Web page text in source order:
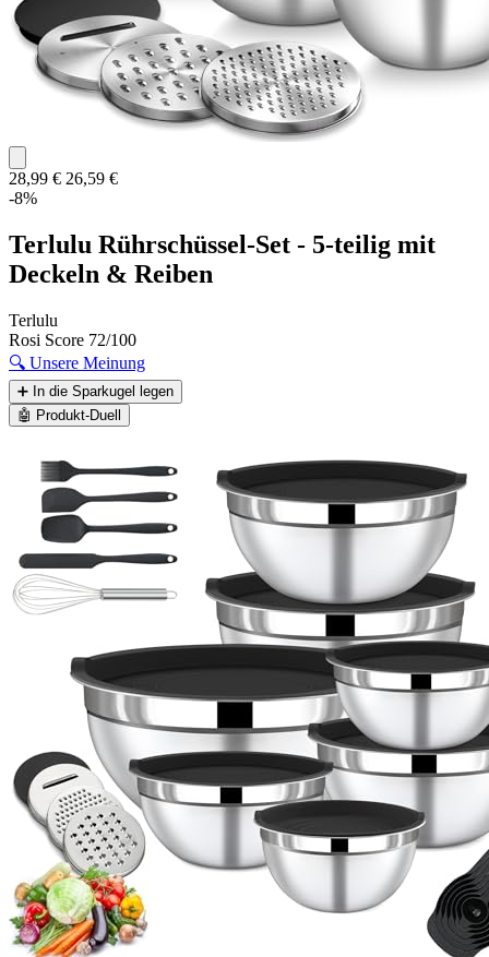
28,99 € 26,59 €
-8%
Terlulu Rührschüssel-Set - 5-teilig mit
Deckeln & Reiben
Terlulu
Rosi Score 72/100
🔍 Unsere Meinung
➕ In die Sparkugel legen
🤖 Produkt-Duell